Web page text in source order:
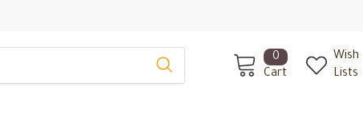
0
Cart
Wish
Lists